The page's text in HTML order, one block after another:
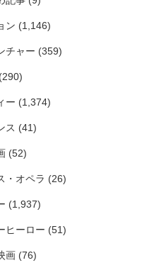
ン (1,146)
チャー (359)
(290)
ー (1,374)
ス (41)
(52)
・オペラ (26)
(1,937)
ヒーロー (51)
画 (76)